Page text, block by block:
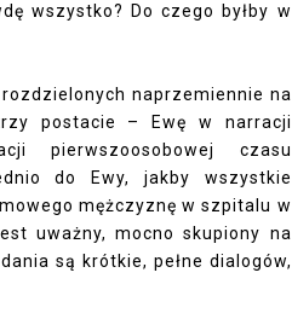
wszystko? Do czego byłby w
naprzemiennie na
postacie – Ewę w narracji
pierwszoosobowej czasu
do Ewy, jakby wszystkie
mężczyznę w szpitalu w
uważny, mocno skupiony na
są krótkie, pełne dialogów,